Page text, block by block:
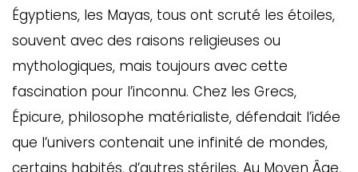
Égyptiens, les Mayas, tous ont scruté les étoiles,
souvent avec des raisons religieuses ou
mythologiques, mais toujours avec cette
fascination pour l’inconnu. Chez les Grecs,
Épicure, philosophe matérialiste, défendait l’idée
que l’univers contenait une infinité de mondes,
certains habités, d’autres stériles. Au Moyen Âge,